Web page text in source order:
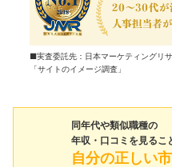
■実査委託先：日本マーケティング
「サイトのイメージ調査」
同年代や類似職種の
年収・口コミを見るこ
自分の正しい